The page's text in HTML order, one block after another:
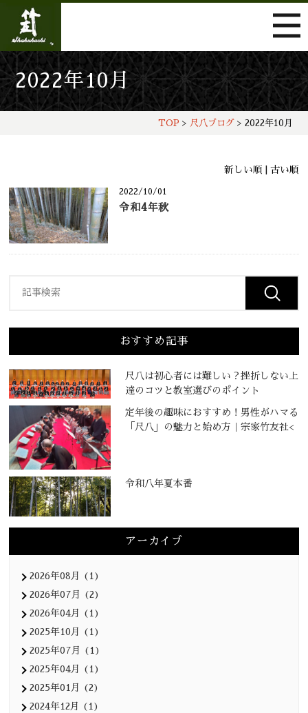
2022年10月
TOP > 尺八ブログ> 2022年10月
新しい順 | 古い順
2022/10/01
令和4年秋
おすすめ記事
尺八は初心者には難しい？挫折しない上
達のコツと教室選びのポイント
定年後の趣味におすすめ！男性がハマる
「尺八」の魅力と始め方｜宗家竹友社<
令和八年夏本番
アーカイブ
2026年08月 (1)
2026年07月 (2)
2026年04月 (1)
2025年10月 (1)
2025年07月 (1)
2025年04月 (1)
2025年01月 (2)
2024年12月 (1)